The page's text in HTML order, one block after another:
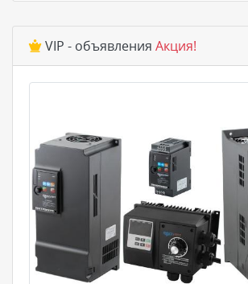
VIP - объявления Акция!